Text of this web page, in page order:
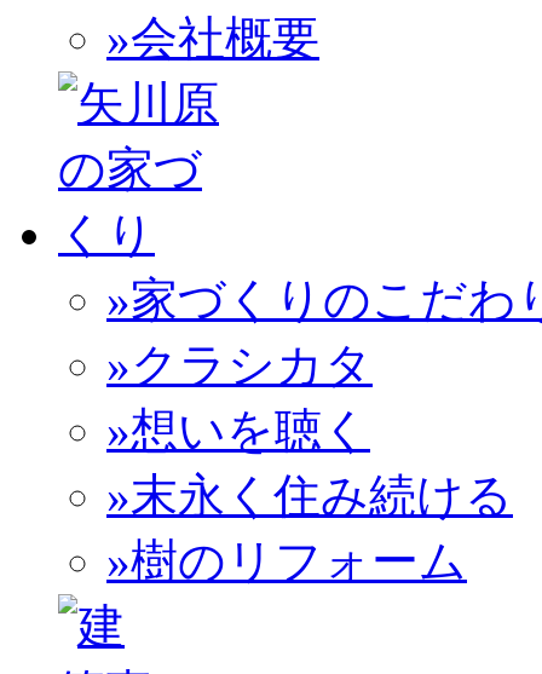
»会社概要
»家づくりのこだわ
»クラシカタ
»想いを聴く
»末永く住み続ける
»樹のリフォーム